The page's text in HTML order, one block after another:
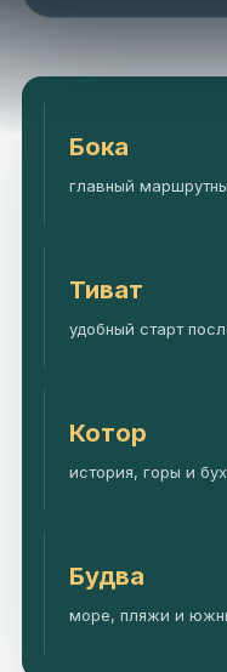
Бока
главный
Тиват
удобный старт
Котор
история, горы и
Будва
море, пляжи и